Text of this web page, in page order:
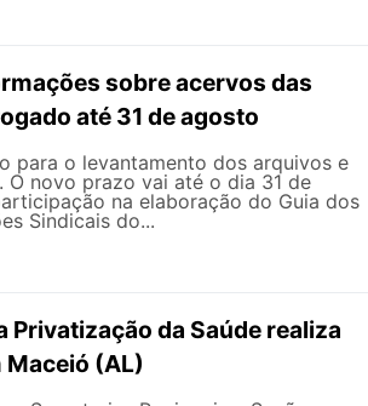
sobre acervos das
até 31 de agosto
para o levantamento dos arquivos e
O novo prazo vai até o dia 31 de
na elaboração do Guia dos
Sindicais do...
Privatização da Saúde realiza
(AL)